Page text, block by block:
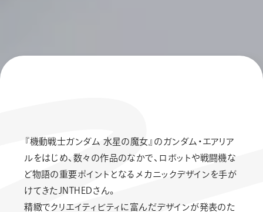
『機動戦士ガンダム 水星の魔女』のガンダム・エアリア
ルをはじめ、数々の作品のなかで、ロボットや戦闘機な
ど物語の重要ポイントとなるメカニックデザインを手が
けてきたJNTHEDさん。
精緻でクリエイティビティに富んだデザインが発表のた